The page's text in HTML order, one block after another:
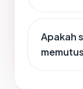
Apakah